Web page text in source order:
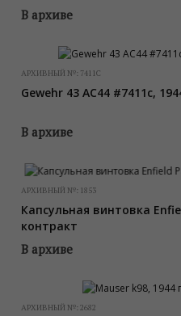
В архиве
АРХИВНЫЙ №: 7411C
Gewehr 43 AC44 #7411c,
В архиве
АРХИВНЫЙ №: 1853
Капсульная винтовка
контракт
В архиве
АРХИВНЫЙ №: 2682